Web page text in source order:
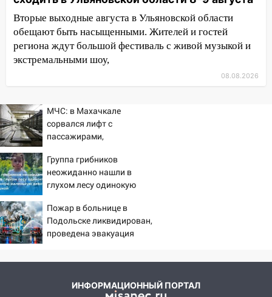
13:22
Упавшие деревья перекрыли
дороги в Ульяновске: фото
13:17 Непогода в Ульяновске не
закончится сегодня: сильные ливни
житель Вешкаймского района похитил у
знакомого 191 тысячу рублей
13:14
Ураган оторвал светофор на
проспекте Филатова в Ульяновске
13:12
Дерево пробило крышу дома на
Новгородской в Ульяновске и рухнуло
на электрощит
13:10
В Заволжском районе дерево
упало во дворе
13:08 Ураган ударил по Ульяновску:
затопленные улицы и остановившиеся
Вторые выходные августа в Ульяновской области
обещают быть насыщенными. Жителей и гостей
региона ждут большой фестиваль с живой музыкой и
экстремальными шоу,
08.08.2026
МЧС: в Махачкале
сорвался лифт с
пассажирами,
человека
Группа грибников
неожиданно нашли в
глухом лесу одинокую
девочку с игрушкой
Пожар в больнице в
Подольске ликвидирован,
проведена эвакуация
ИНФОРМАЦИОННЫЙ ПОРТАЛ